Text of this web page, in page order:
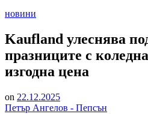
Posted
новини
Kaufland улеснява
празниците с
изгодна цена
on 22.12.2025
Петър Ангелов - Пепсън